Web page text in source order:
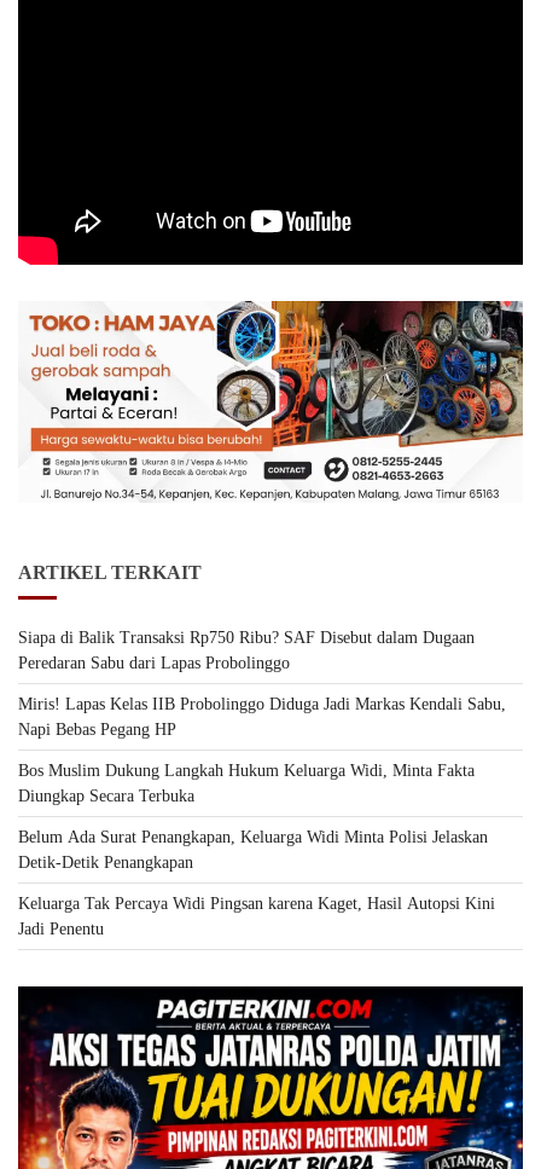
ARTIKEL TERKAIT
Siapa di Balik Transaksi Rp750 Ribu? SAF Disebut dalam Dugaan
Peredaran Sabu dari Lapas Probolinggo
Miris! Lapas Kelas IIB Probolinggo Diduga Jadi Markas Kendali Sabu,
Napi Bebas Pegang HP
Bos Muslim Dukung Langkah Hukum Keluarga Widi, Minta Fakta
Diungkap Secara Terbuka
Belum Ada Surat Penangkapan, Keluarga Widi Minta Polisi Jelaskan
Detik-Detik Penangkapan
Keluarga Tak Percaya Widi Pingsan karena Kaget, Hasil Autopsi Kini
Jadi Penentu